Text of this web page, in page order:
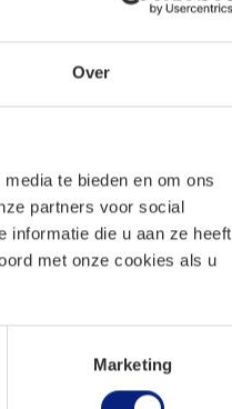
Over
te bieden en om ons
partners voor social
informatie die u aan ze heeft
met onze cookies als u
Marketing
2013 met de
van bijna zeven
dit. De
over.
betaalt hij
die de